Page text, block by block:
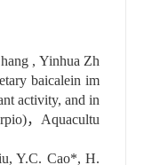
, Yinhua Zh
baicalein im
activity, and in
， Aquacultu
Y.C. Cao*, H.